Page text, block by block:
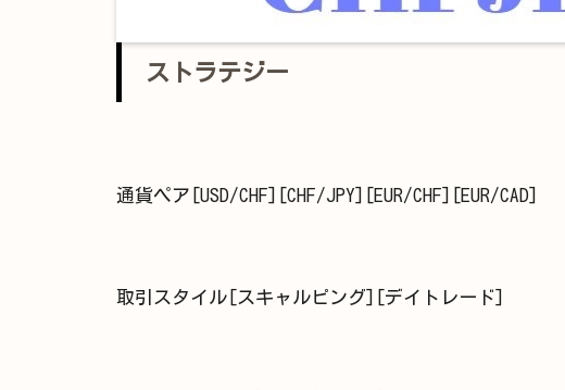
ストラテジー
通貨ペア[USD/CHF][CHF/JPY][EUR/CHF][EUR/CAD]
取引スタイル[スキャルピング][デイトレード]